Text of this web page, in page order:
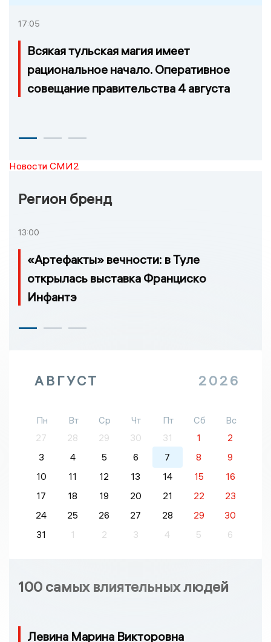
17:05
Всякая тульская магия имеет
рациональное начало. Оперативное
совещание правительства 4 августа
Новости СМИ2
Регион бренд
13:00
«Артефакты» вечности: в Туле
открылась выставка Франциско
Инфантэ
АВГУСТ 2026
Пн Вт Ср Чт Пт Сб
Вс
27
28 29 30 31 1
2
3
4 5 6 7 8
9
10
11 12 13 14 15
16
17
18 19 20 21 22
23
24
25 26 27 28 29
30
31
1 2 3 4 5 6
100 самых влиятельных людей
Левина Марина Викторовна